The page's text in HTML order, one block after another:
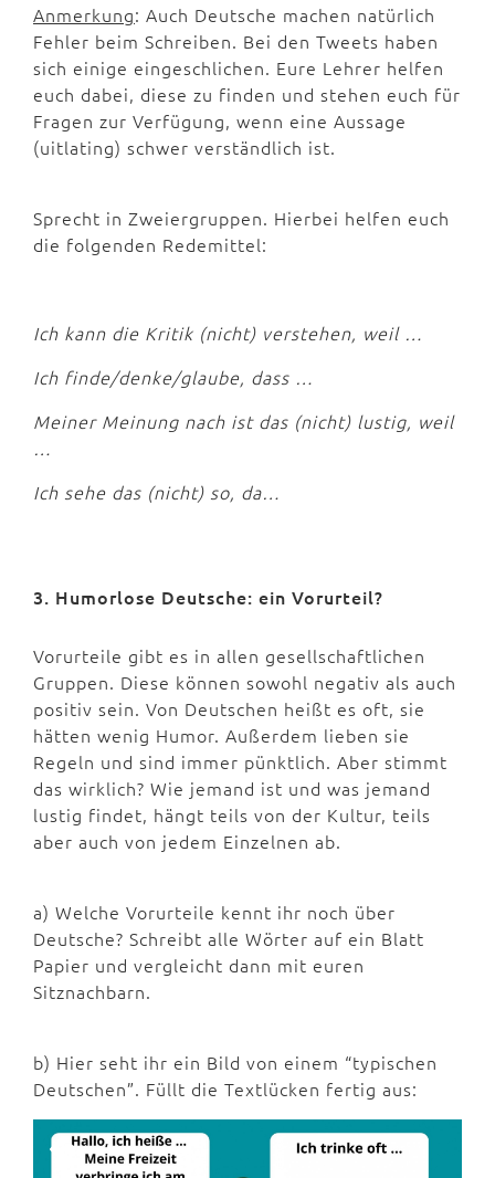
Anmerkung: Auch Deutsche machen natürlich
Fehler beim Schreiben. Bei den Tweets haben
sich einige eingeschlichen. Eure Lehrer helfen
euch dabei, diese zu finden und stehen euch für
Fragen zur Verfügung, wenn eine Aussage
(uitlating) schwer verständlich ist.
Sprecht in Zweiergruppen. Hierbei helfen euch
die folgenden Redemittel:
Ich kann die Kritik (nicht) verstehen, weil …
Ich finde/denke/glaube, dass …
Meiner Meinung nach ist das (nicht) lustig, weil
…
Ich sehe das (nicht) so, da…
3. Humorlose Deutsche: ein Vorurteil?
Vorurteile gibt es in allen gesellschaftlichen
Gruppen. Diese können sowohl negativ als auch
positiv sein. Von Deutschen heißt es oft, sie
hätten wenig Humor. Außerdem lieben sie
Regeln und sind immer pünktlich. Aber stimmt
das wirklich? Wie jemand ist und was jemand
lustig findet, hängt teils von der Kultur, teils
aber auch von jedem Einzelnen ab.
a) Welche Vorurteile kennt ihr noch über
Deutsche? Schreibt alle Wörter auf ein Blatt
Papier und vergleicht dann mit euren
Sitznachbarn.
b) Hier seht ihr ein Bild von einem “typischen
Deutschen”. Füllt die Textlücken fertig aus: